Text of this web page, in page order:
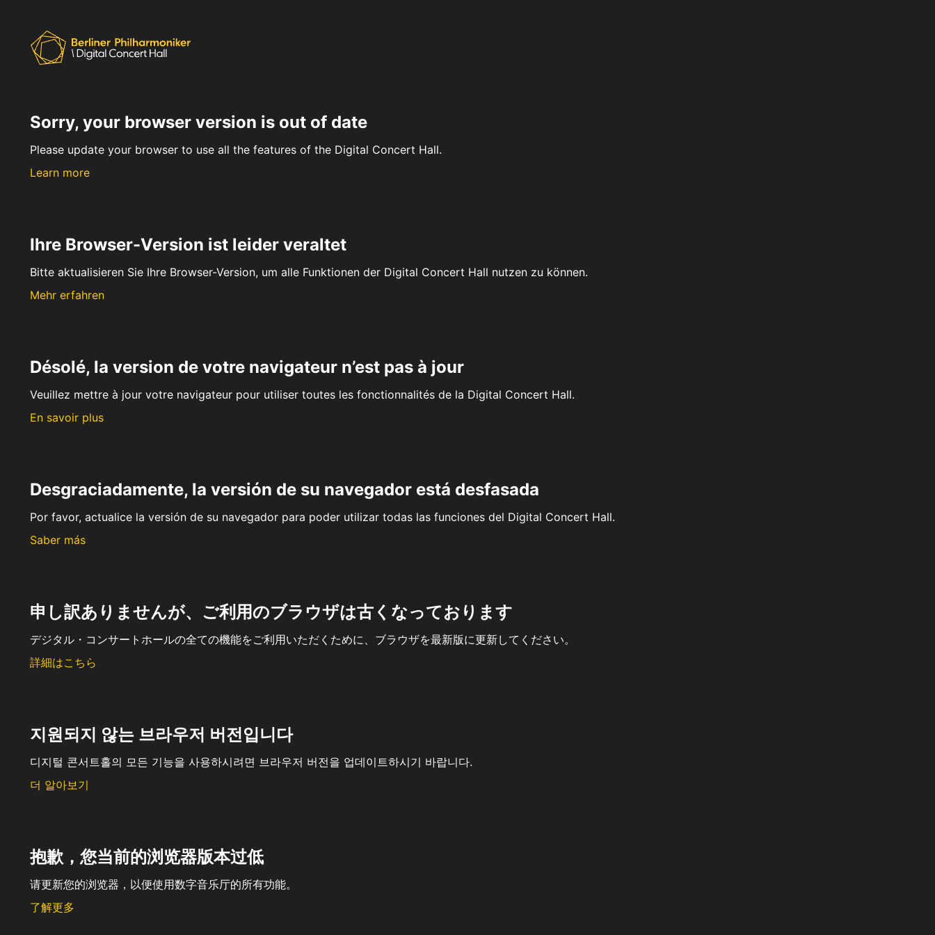
Sorry, your browser version is out of date
Please update your browser to use all the features of the Digital Concert Hall.
Learn more
Ihre Browser-Version ist leider veraltet
Bitte aktualisieren Sie Ihre Browser-Version, um alle Funktionen der Digital Concert Hall nutzen zu können.
Mehr erfahren
Désolé, la version de votre navigateur n’est pas à jour
Veuillez mettre à jour votre navigateur pour utiliser toutes les fonctionnalités de la Digital Concert Hall.
En savoir plus
Desgraciadamente, la versión de su navegador está desfasada
Por favor, actualice la versión de su navegador para poder utilizar todas las funciones del Digital Concert Hall.
Saber más
申し訳ありませんが、ご利用のブラウザは古くなっております
デジタル・コンサートホールの全ての機能をご利用いただくために、ブラウザを最新版に更新してください。
詳細はこちら
지원되지 않는 브라우저 버전입니다
디지털 콘서트홀의 모든 기능을 사용하시려면 브라우저 버전을 업데이트하시기 바랍니다.
더 알아보기
抱歉，您当前的浏览器版本过低
请更新您的浏览器，以便使用数字音乐厅的所有功能。
了解更多